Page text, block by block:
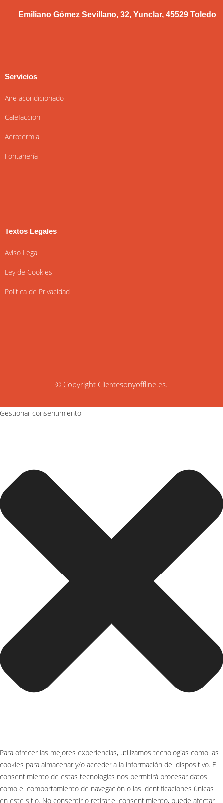
Emiliano Gómez Sevillano, 32, Yunclar, 45529 Toledo
Servicios
Aire acondicionado
Calefacción
Aerotermia
Fontanería
Textos Legales
Aviso Legal
Ley de Cookies
Política de Privacidad
© Copyright Clientesonyoffline.es.
Gestionar consentimiento
Para ofrecer las mejores experiencias, utilizamos tecnologías como las
cookies para almacenar y/o acceder a la información del dispositivo. El
consentimiento de estas tecnologías nos permitirá procesar datos
como el comportamiento de navegación o las identificaciones únicas
en este sitio. No consentir o retirar el consentimiento, puede afectar